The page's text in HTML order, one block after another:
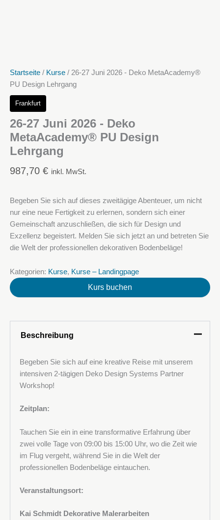
Startseite / Kurse / 26-27 Juni 2026 - Deko MetaAcademy®
PU Design Lehrgang
Frankfurt
26-27 Juni 2026 - Deko
MetaAcademy® PU Design
Lehrgang
987,70 € inkl. MwSt.
Begeben Sie sich auf dieses zweitägige Abenteuer, um nicht
nur eine neue Fertigkeit zu erlernen, sondern sich einer
Gemeinschaft anzuschließen, die sich für Design und
Exzellenz begeistert. Melden Sie sich jetzt an und betreten Sie
die Welt der professionellen dekorativen Bodenbeläge!
Kategorien: Kurse, Kurse – Landingpage
Kurs buchen
Ihr Name
Ihre E-Mail
Rufnummer
Beschreibung
Begeben Sie sich auf eine kreative Reise mit unserem
intensiven 2-tägigen Deko Design Systems Partner
Workshop!
Zeitplan:
Tauchen Sie ein in eine transformative Erfahrung über
zwei volle Tage von 09:00 bis 15:00 Uhr, wo die Zeit wie
im Flug vergeht, während Sie in die Welt der
professionellen Bodenbeläge eintauchen.
Veranstaltungsort:
Kai Schmidt Dekorative Malerarbeiten